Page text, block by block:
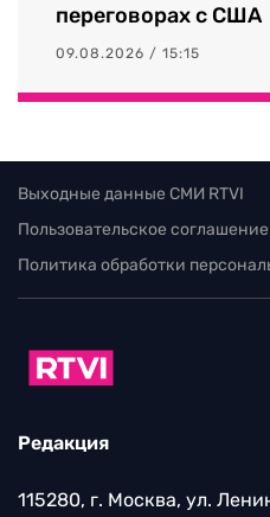
переговорах с США
09.08.2026 / 15:15
Выходные данные СМИ RTVI
Пользовательское соглашение
Политика обработки
Редакция
115280, г. Москва, ул.